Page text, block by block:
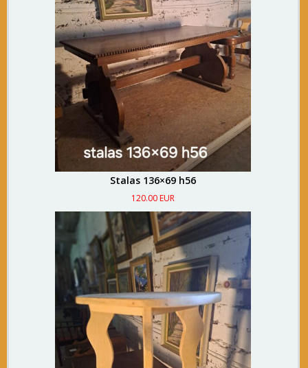
Stalas 136×69 h56
120.00 EUR